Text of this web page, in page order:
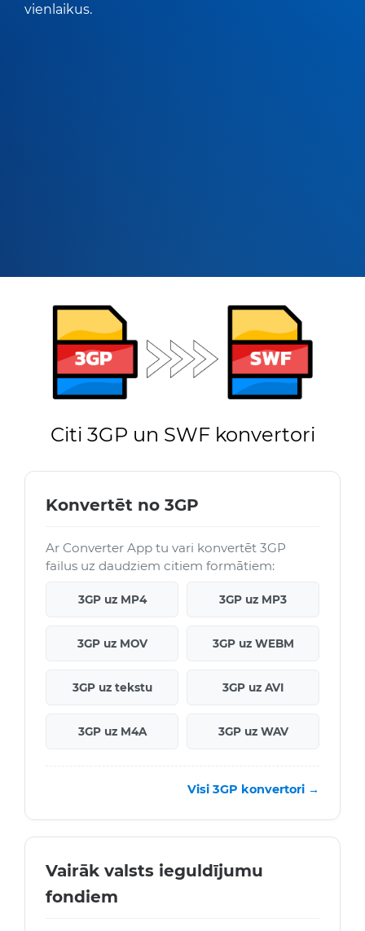
vienlaikus.
Citi 3GP un SWF konvertori
Konvertēt no 3GP
Ar Converter App tu vari konvertēt 3GP
failus uz daudziem citiem formātiem:
3GP uz MP4 3GP uz MP3
3GP uz MOV 3GP uz WEBM
3GP uz tekstu 3GP uz AVI
3GP uz M4A 3GP uz WAV
Visi 3GP konvertori →
Vairāk valsts ieguldījumu
fondiem